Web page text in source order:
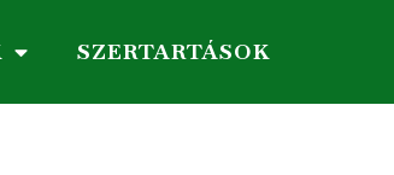
SZERTARTÁSOK